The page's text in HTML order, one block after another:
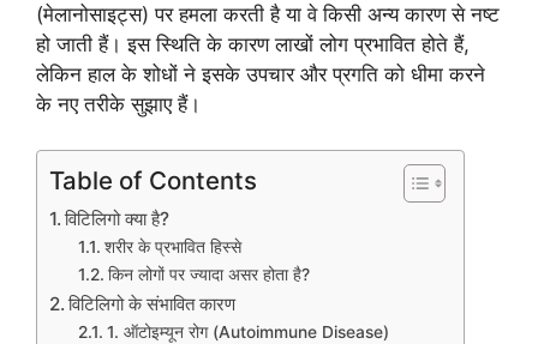
(मेलानोसाइट्स) पर हमला करती है या वे किसी अन्य कारण से नष्ट
हो जाती हैं। इस स्थिति के कारण लाखों लोग प्रभावित होते हैं,
लेकिन हाल के शोधों ने इसके उपचार और प्रगति को धीमा करने
के नए तरीके सुझाए हैं।
Table of Contents
विटिलिगो क्या है?
शरीर के प्रभावित हिस्से
किन लोगों पर ज्यादा असर होता है?
विटिलिगो के संभावित कारण
1. ऑटोइम्यून रोग (Autoimmune Disease)